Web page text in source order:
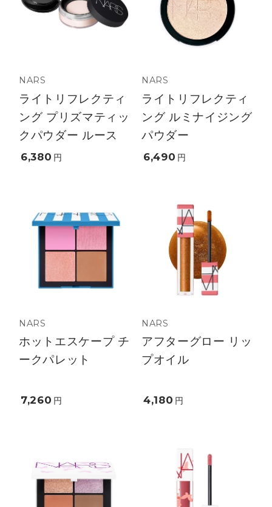
NARS
ライトリフレクティ
ング プリズマティッ
クパウダー ルース
6,380 円
NARS
ライトリフレクティ
ング ルミナイジング
パウダー
6,490 円
NARS
ホットエスケープ チ
ークパレット
7,260 円
NARS
アフターグロー リッ
プオイル
4,180 円